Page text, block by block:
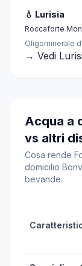
💧 Lurisia
Roccaforte
Oligominerale
→ Vedi
Acqua a
vs altri
Cosa rende
domicilio
bevande.